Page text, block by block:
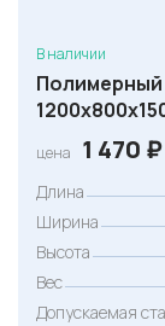
В наличии
Полимерный
цена 1 470 ₽
Длина
Ширина
Высота
Вес
Допускаемая